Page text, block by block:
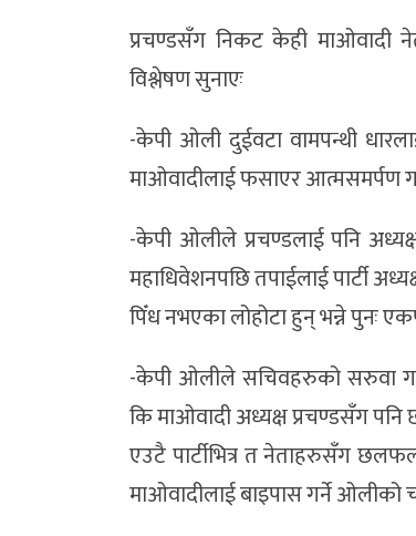
प्रचण्डसँग निकट केही माओवादी
विश्लेषण सुनाएः
-केपी ओली दुईवटा वामपन्थी
माओवादीलाई फसाएर आत्मसमर्पण
-केपी ओलीले प्रचण्डलाई पनि
महाधिवेशनपछि तपाईलाई पार्टी
पिँध नभएका लोहोटा हुन् भन्ने पुनः
-केपी ओलीले सचिवहरुको सरुवा
कि माओवादी अध्यक्ष प्रचण्डसँग
एउटै पार्टीभित्र त नेताहरुसँग
माओवादीलाई बाइपास गर्ने ओलीको